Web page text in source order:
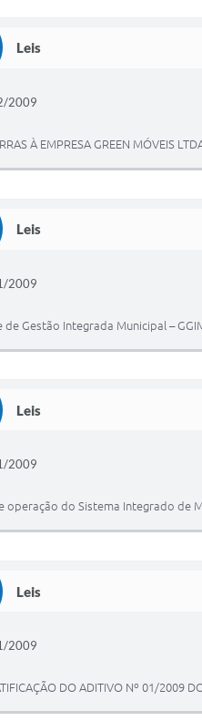
Leis
2009
À EMPRESA GREEN MÓVEIS
Leis
2009
Gestão Integrada Municipal –
Leis
2009
operação do Sistema Integrado
Leis
2009
DO ADITIVO Nº 01/2009